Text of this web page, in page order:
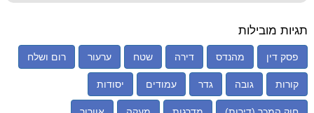
תגיות מובילות
פסק דין מהנדס דירה שטח ערעור רום ושלח
קורות גובה גדר עמודים יסודות